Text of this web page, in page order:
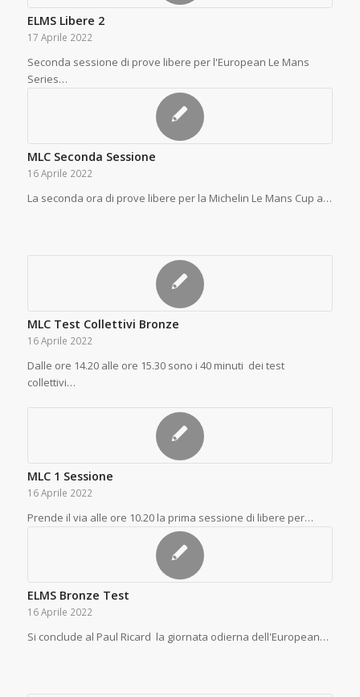
ELMS Libere 2
17 Aprile 2022
Seconda sessione di prove libere per l'European Le Mans
Series…
MLC Seconda Sessione
16 Aprile 2022
La seconda ora di prove libere per la Michelin Le Mans Cup a…
MLC Test Collettivi Bronze
16 Aprile 2022
Dalle ore 14.20 alle ore 15.30 sono i 40 minuti dei test
collettivi…
MLC 1 Sessione
16 Aprile 2022
Prende il via alle ore 10.20 la prima sessione di libere per…
ELMS Bronze Test
16 Aprile 2022
Si conclude al Paul Ricard la giornata odierna dell'European…